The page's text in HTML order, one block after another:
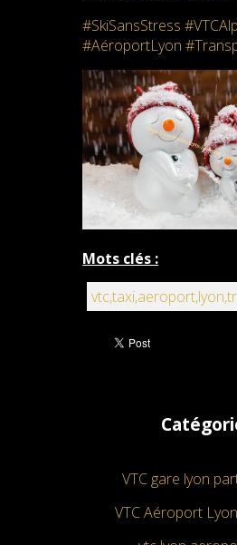
#SkiSansStress
#AéroportLyon
Mots clés :
VTC gare lyon
VTC Aéroport